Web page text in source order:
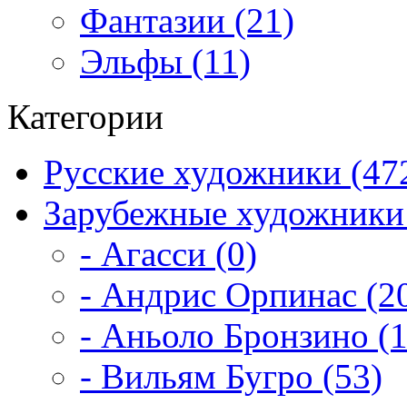
Фантазии (21)
Эльфы (11)
Категории
Русские художники
Зарубежные
- Агасси (0)
- Андрис Орпинас
- Аньоло Бронзино
- Вильям Бугро (53)